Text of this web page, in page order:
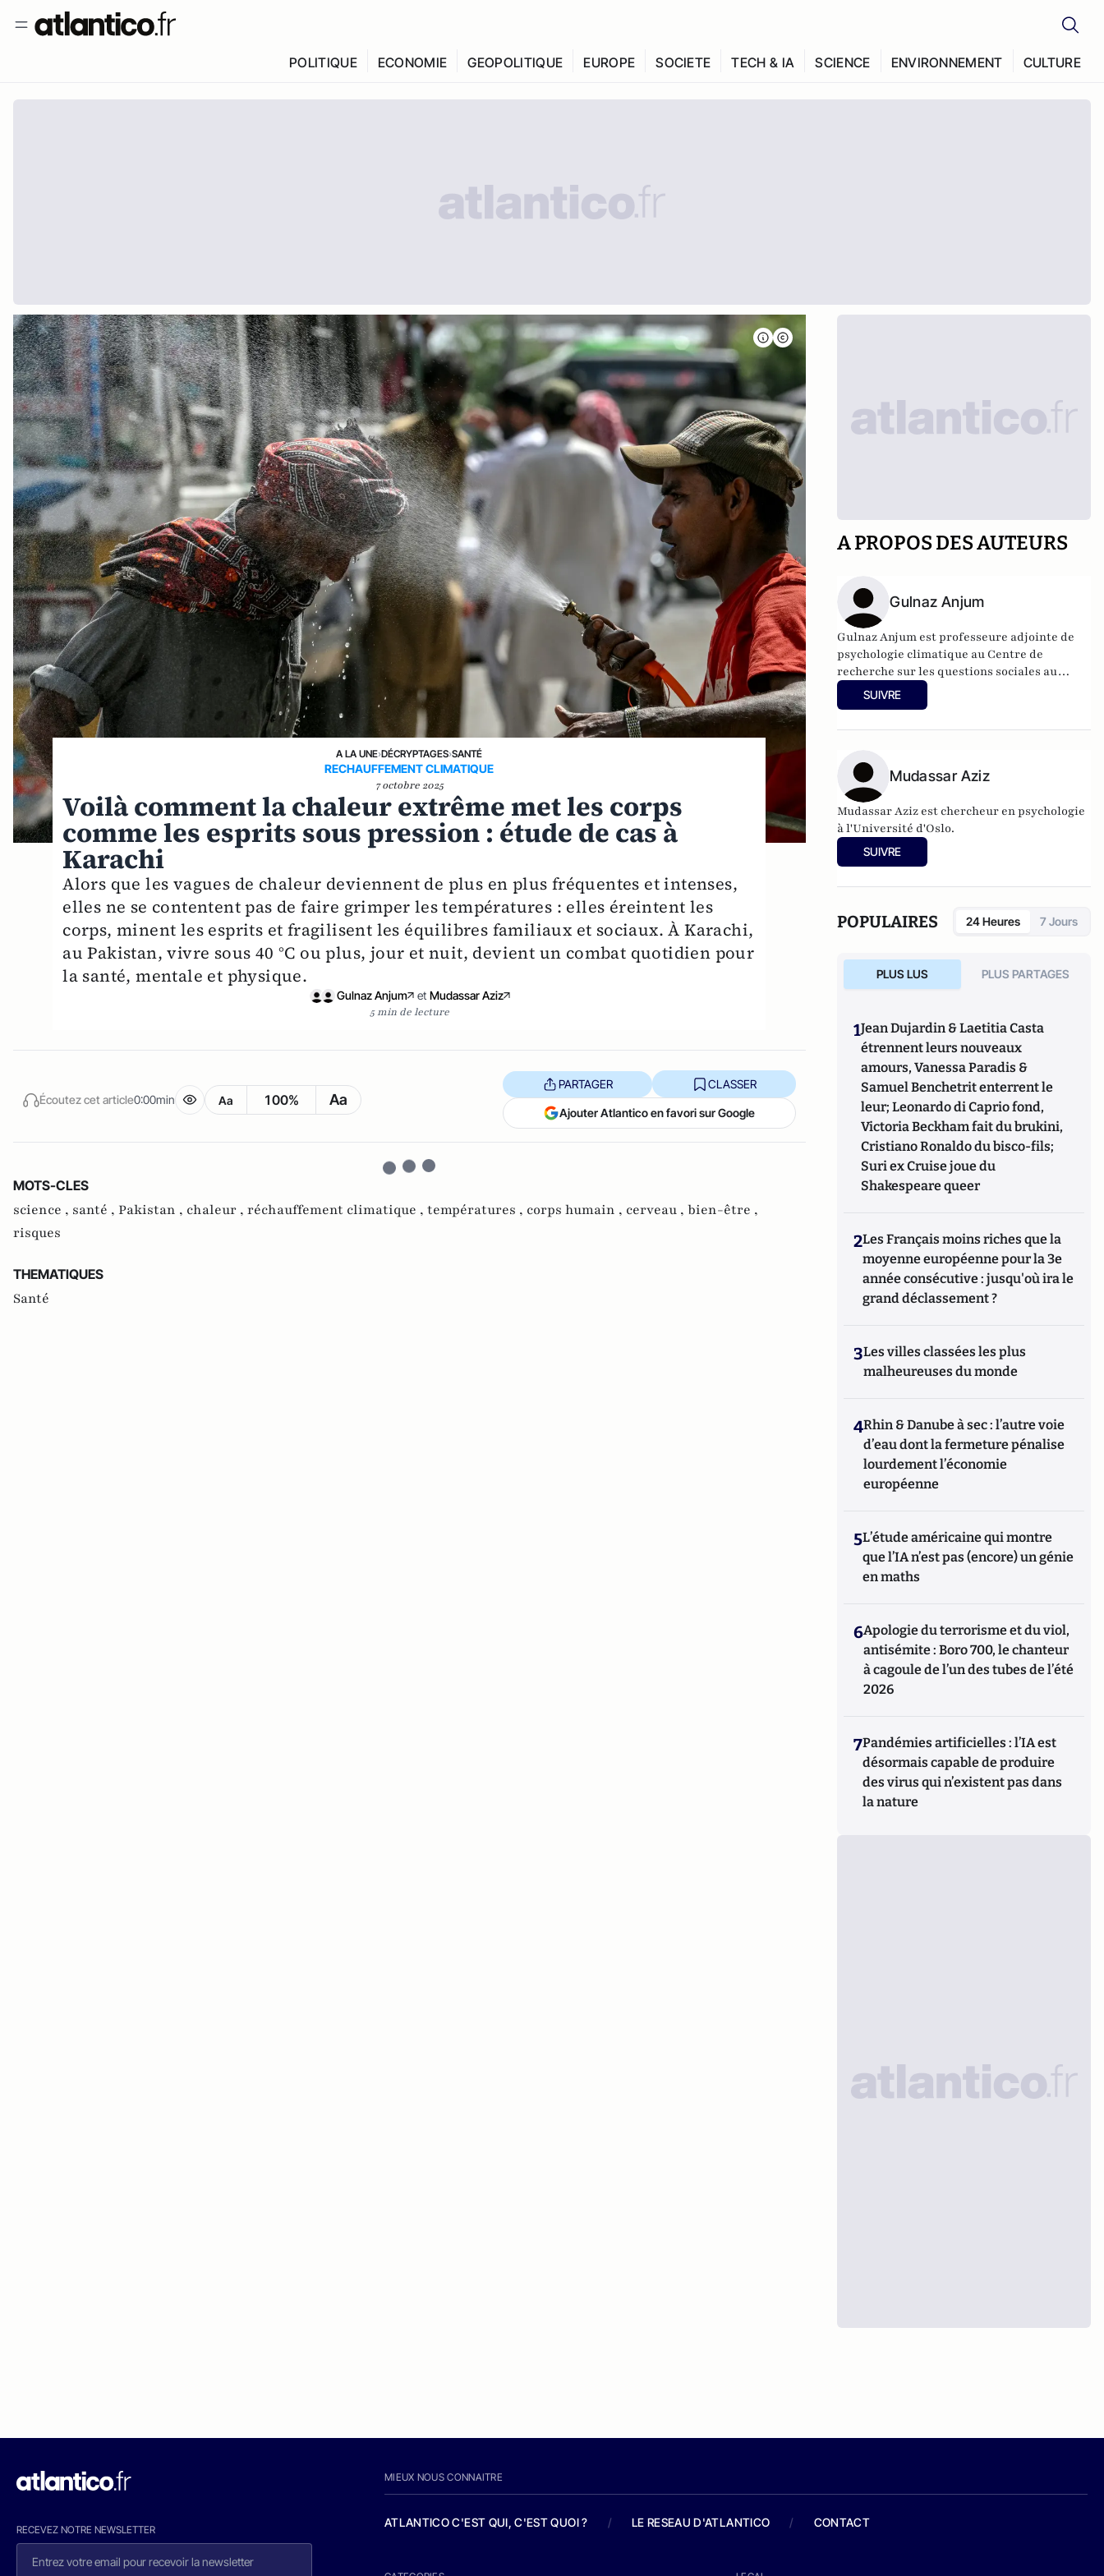
POLITIQUE ECONOMIE GEOPOLITIQUE EUROPE SOCIETE TECH & IA SCIENCE ENVIRONNEMENT CULTURE
A LA UNE›DÉCRYPTAGES›SANTÉ
RECHAUFFEMENT CLIMATIQUE
7 octobre 2025
Voilà comment la chaleur extrême met les corps
comme les esprits sous pression : étude de cas à
Karachi
Alors que les vagues de chaleur deviennent de plus en plus fréquentes et intenses,
elles ne se contentent pas de faire grimper les températures : elles éreintent les
corps, minent les esprits et fragilisent les équilibres familiaux et sociaux. À Karachi,
au Pakistan, vivre sous 40 °C ou plus, jour et nuit, devient un combat quotidien pour
la santé, mentale et physique.
Gulnaz Anjum et Mudassar Aziz
5 min de lecture
Écoutez cet article0:00min Aa 100% Aa
PARTAGER CLASSER
Ajouter Atlantico en favori sur Google
MOTS-CLES
science , santé , Pakistan , chaleur , réchauffement climatique , températures , corps humain , cerveau , bien-être ,
risques
THEMATIQUES
Santé
A PROPOS DES AUTEURS
Gulnaz Anjum
Gulnaz Anjum est professeure adjointe de
psychologie climatique au Centre de
recherche sur les questions sociales au
coeur du Département de psychologie de
l'Université de Limerick.
SUIVRE
Mudassar Aziz
Mudassar Aziz est chercheur en psychologie
à l'Université d'Oslo.
SUIVRE
POPULAIRES 24 Heures 7 Jours
PLUS LUS PLUS PARTAGES
1Jean Dujardin & Laetitia Casta
étrennent leurs nouveaux
amours, Vanessa Paradis &
Samuel Benchetrit enterrent le
leur; Leonardo di Caprio fond,
Victoria Beckham fait du brukini,
Cristiano Ronaldo du bisco-fils;
Suri ex Cruise joue du
Shakespeare queer
2Les Français moins riches que la
moyenne européenne pour la 3e
année consécutive : jusqu'où ira le
grand déclassement ?
3Les villes classées les plus
malheureuses du monde
4Rhin & Danube à sec : l’autre voie
d’eau dont la fermeture pénalise
lourdement l’économie
européenne
5L’étude américaine qui montre
que l’IA n’est pas (encore) un génie
en maths
6Apologie du terrorisme et du viol,
antisémite : Boro 700, le chanteur
à cagoule de l’un des tubes de l’été
2026
7Pandémies artificielles : l’IA est
désormais capable de produire
des virus qui n’existent pas dans
la nature
RECEVEZ NOTRE NEWSLETTER
MIEUX NOUS CONNAITRE
ATLANTICO C'EST QUI, C'EST QUOI ? / LE RESEAU D'ATLANTICO / CONTACT